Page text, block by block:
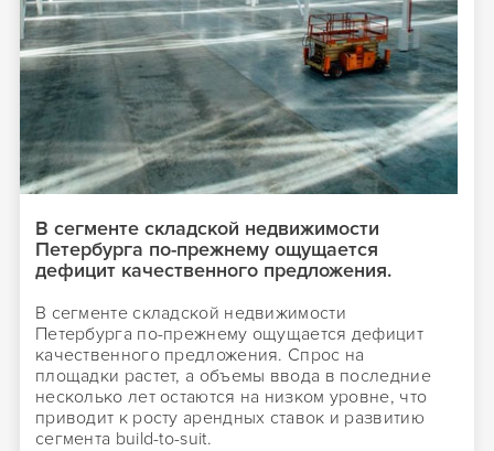
В сегменте складской недвижимости
Петербурга по-прежнему ощущается
дефицит качественного предложения.
В сегменте складской недвижимости
Петербурга по-прежнему ощущается дефицит
качественного предложения. Спрос на
площадки растет, а объемы ввода в последние
несколько лет остаются на низком уровне, что
приводит к росту арендных ставок и развитию
сегмента build-to-suit.